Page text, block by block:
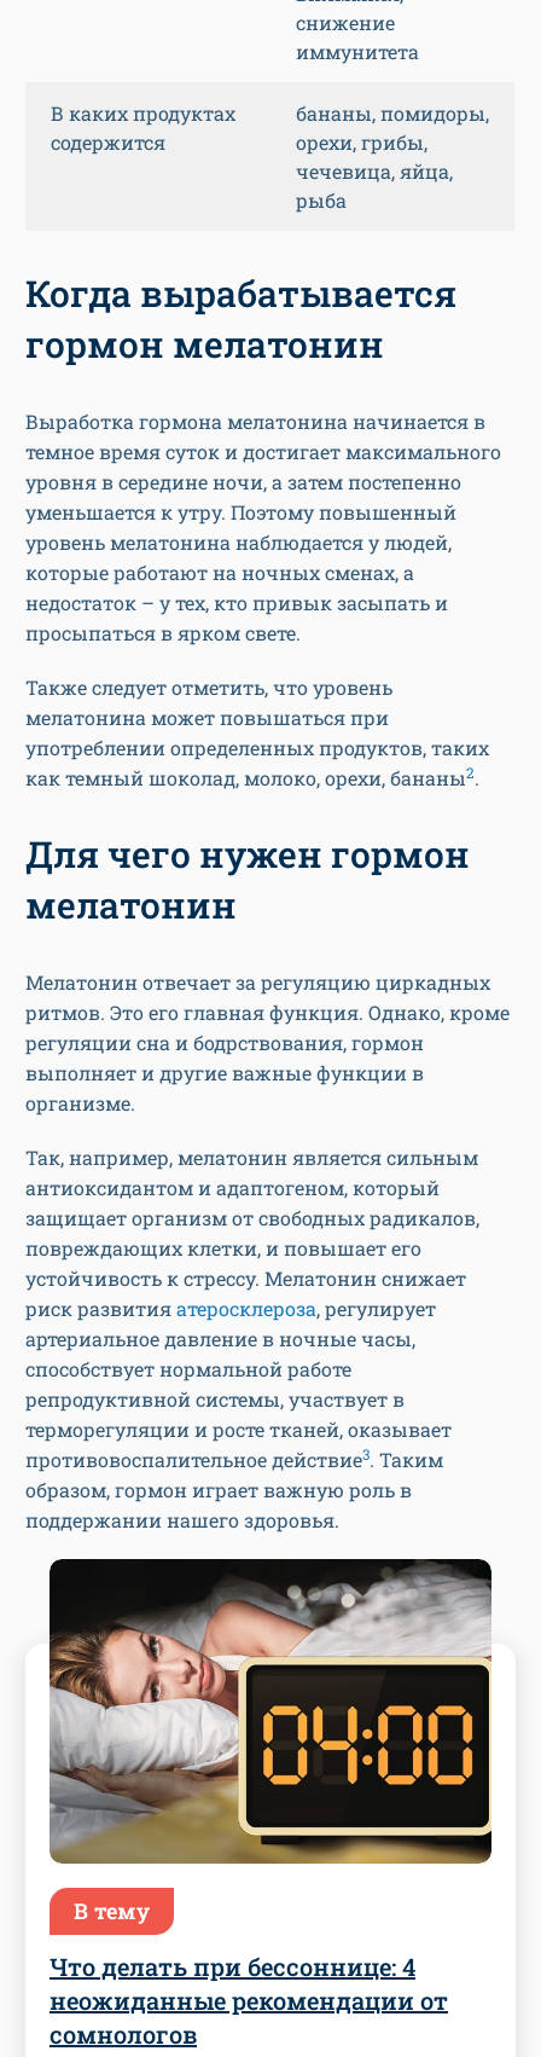
снижение
иммунитета
В каких продуктах
содержится
бананы, помидоры,
орехи, грибы,
чечевица, яйца,
рыба
Когда вырабатывается
гормон мелатонин
Выработка гормона мелатонина начинается в
темное время суток и достигает максимального
уровня в середине ночи, а затем постепенно
уменьшается к утру. Поэтому повышенный
уровень мелатонина наблюдается у людей,
которые работают на ночных сменах, а
недостаток – у тех, кто привык засыпать и
просыпаться в ярком свете.
Также следует отметить, что уровень
мелатонина может повышаться при
употреблении определенных продуктов, таких
как темный шоколад, молоко, орехи, бананы2.
Для чего нужен гормон
мелатонин
Мелатонин отвечает за регуляцию циркадных
ритмов. Это его главная функция. Однако, кроме
регуляции сна и бодрствования, гормон
выполняет и другие важные функции в
организме.
Так, например, мелатонин является сильным
антиоксидантом и адаптогеном, который
защищает организм от свободных радикалов,
повреждающих клетки, и повышает его
устойчивость к стрессу. Мелатонин снижает
риск развитияатеросклероза, регулирует
артериальное давление в ночные часы,
способствует нормальной работе
репродуктивной системы, участвует в
терморегуляции и росте тканей, оказывает
противовоспалительное действие3. Таким
образом, гормон играет важную роль в
поддержании нашего здоровья.
В тему
Что делать при бессоннице: 4
неожиданные рекомендации от
сомнологов